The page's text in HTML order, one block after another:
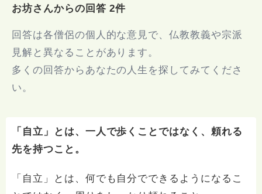
お坊さんからの回答 2件
回答は各僧侶の個人的な意見で、仏教教義や宗派
見解と異なることがあります。
多くの回答からあなたの人生を探してみてくださ
い。
「自立」とは、一人で歩くことではなく、頼れる
先を持つこと。
「自立」とは、何でも自分でできるようになるこ